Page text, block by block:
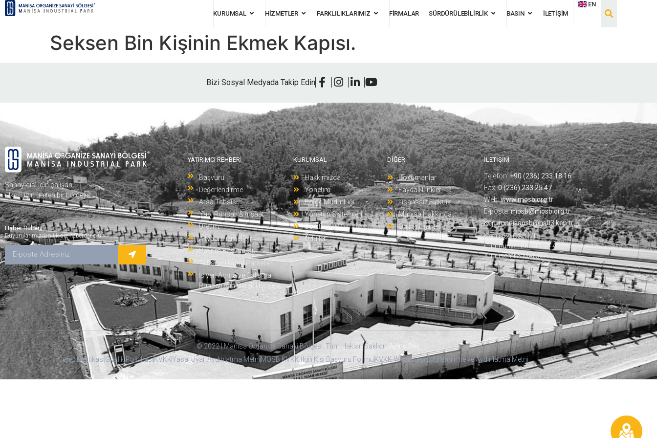
KURUMSAL HİZMETLER FARKLILIKLARIMIZ FİRMALAR SÜRDÜRÜLEBİLİRLİK BASIN İLETİŞİM
EN
Seksen Bin Kişinin Ekmek Kapısı.
Bizi Sosyal Medyada Takip Edin
Sanayicisi için çalışan,
ülkesi için üreten bir bölgeyiz…
Haber Bülteni
Duyurularımızdan ilk siz haberdar olun.
YATIRIMCI REHBERİ
Başvuru
Değerlendirme
Arsa Tahsisi
Yapı Ruhsatı & İnşaat
Üretim
Altyapı Hizmetleri
Yatırım Başvurusu
Tahsise Uygun Parseller
İş yeri Açma ve Çalışma
Ruhsatı İçin Gerekli Belgeler
KURUMSAL
Hakkımızda
Yönetim
Bölge Müdürlüğü
Yönetim Sistemleri
Sertifikalar
Ödüller
DİĞER
Dokümanlar
Faydalı Linkler
Lisanssız Elektrik
Manisa Hakkında
Online Hizmetler
İLETİŞİM
Telefon:+90 (236) 233 18 16
Fax:0 (236) 233 25 47
Web:www.mosb.org.tr
E-posta:mosb@mosb.org.tr
Kep:manisaosb@hs03.kep.tr
Keçiliköy OSB Mh.
Cumhuriyet Blv. No:14 45030
Yunusemre/MANİSA
© 2022 | Manisa Organize Sanayi Bölgesi. Tüm Hakları Saklıdır. Ajans Bee
Çerez PolitikasıGizlilik PolitikasıKVKKYasal UyarıAydınlatma MetniMOSB KVKK İlgili Kişi Başvuru FormuKVKK Web Sitesi Bilgilendirme ve Aydınlatma Metni